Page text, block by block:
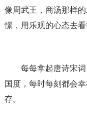
像周武王，商汤那样
憬，用乐观的心态去
每每拿起唐诗宋词
国度，每时每刻都会
存。